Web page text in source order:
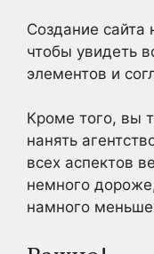
Создание сайта
чтобы увидеть
элементов и
Кроме того, вы
нанять
всех аспектов
немного
намного меньше